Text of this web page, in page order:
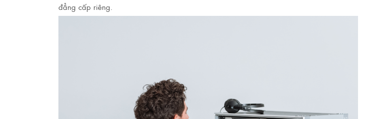
đẳng cấp riêng.